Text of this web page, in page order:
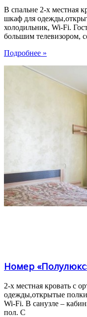
В спальне 2-х местная
шкаф для
холодильник, Wi-Fi.
большим телевизором,
Подробнее »
Номер
2-х местная кровать с
одежды,открытые
Wi-Fi. В санузле –
пол. С